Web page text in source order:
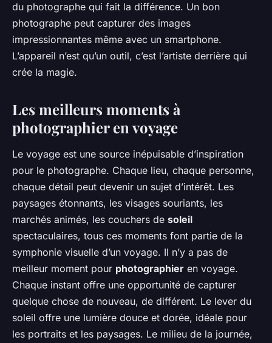
du photographe qui fait la différence. Un bon
photographe peut capturer des images
impressionnantes même avec un smartphone.
L’appareil n’est qu’un outil, c’est l’artiste derrière qui
crée la magie.
Les meilleurs moments à
photographier en voyage
Le voyage est une source inépuisable d’inspiration
pour le photographe. Chaque lieu, chaque personne,
chaque détail peut devenir un sujet d’intérêt. Les
paysages étonnants, les visages souriants, les
marchés animés, les couchers de soleil
spectaculaires, tous ces moments font partie de la
symphonie visuelle d’un voyage. Il n’y a pas de
meilleur moment pour photographier en voyage.
Chaque instant offre une opportunité de capturer
quelque chose de nouveau, de différent. Le lever du
soleil offre une lumière douce et dorée, idéale pour
les portraits et les paysages. Le milieu de la journée,